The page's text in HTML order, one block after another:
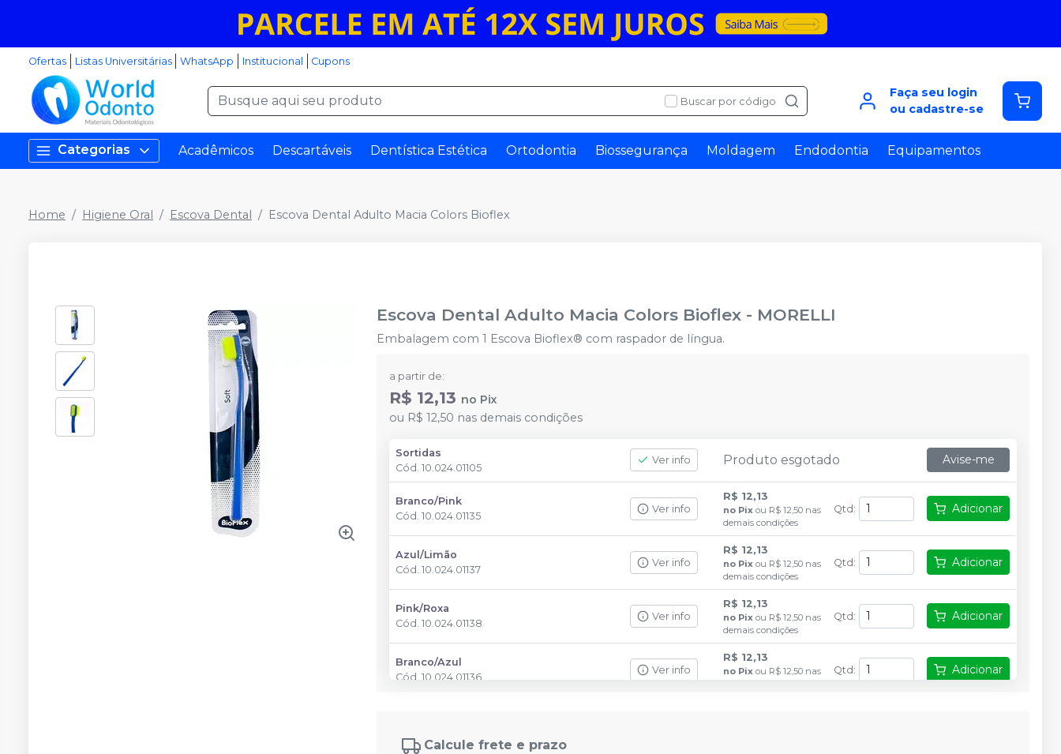
Ofertas Listas Universitárias WhatsApp Institucional Cupons
Buscar por código
Faça seu login
ou cadastre-se
Categorias Acadêmicos Descartáveis Dentística Estética Ortodontia Biossegurança Moldagem Endodontia Equipamentos
Home Higiene Oral Escova Dental Escova Dental Adulto Macia Colors Bioflex
Escova Dental Adulto Macia Colors Bioflex - MORELLI
Embalagem com 1 Escova Bioflex® com raspador de língua.
a partir de:
R$ 12,13 no Pix
ou R$ 12,50 nas demais condições
Sortidas
Cód.10.024.01105
Ver info Produto esgotado Avise-me
Branco/Pink
Cód.10.024.01135
Ver info
R$ 12,13
no Pix ou R$ 12,50 nas
demais condições
Qtd : Adicionar
Azul/Limão
Cód.10.024.01137
Ver info
R$ 12,13
no Pix ou R$ 12,50 nas
demais condições
Qtd : Adicionar
Pink/Roxa
Cód.10.024.01138
Ver info
R$ 12,13
no Pix ou R$ 12,50 nas
demais condições
Qtd : Adicionar
Branco/Azul
Cód.10.024.01136
Ver info
R$ 12,13
no Pix ou R$ 12,50 nas
Qtd : Adicionar
Calcule frete e prazo